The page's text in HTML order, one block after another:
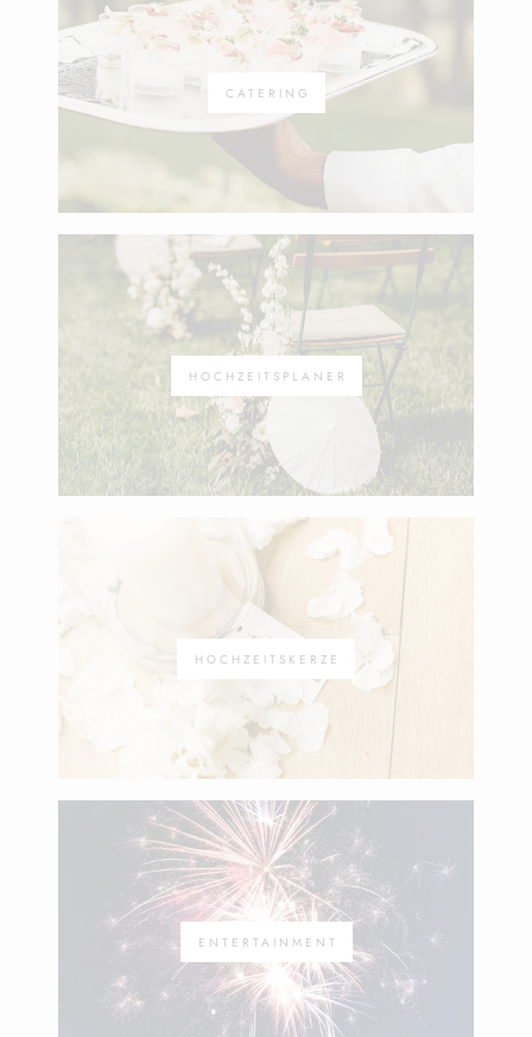
CATERING
HOCHZEITSPLANER
HOCHZEITSKERZE
ENTERTAINMENT